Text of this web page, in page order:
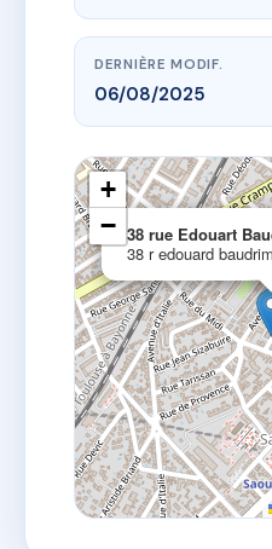
DERNIÈRE MODIF.
06/08/2025
38 rue Edouart
38 r edouard
+
−